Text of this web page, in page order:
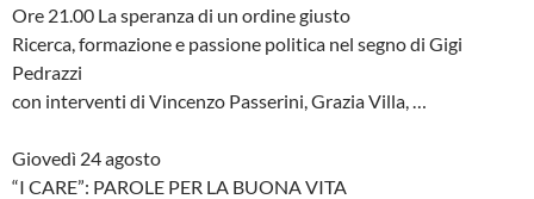
Ore 21.00 La speranza di un ordine giusto
Ricerca, formazione e passione politica nel segno di Gigi
Pedrazzi
con interventi di Vincenzo Passerini, Grazia Villa, …
Giovedì 24 agosto
“I CARE”: PAROLE PER LA BUONA VITA